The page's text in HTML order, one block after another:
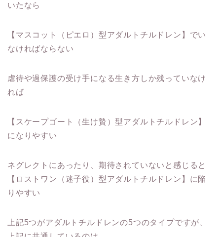
いたなら
【マスコット（ピエロ）型アダルトチルドレン】でい
なければならない
虐待や過保護の受け手になる生き方しか残っていなけ
れば
【スケープゴート（生け贄）型アダルトチルドレン】
になりやすい
ネグレクトにあったり、期待されていないと感じると
【ロストワン（迷子役）型アダルトチルドレン】に陥
りやすい
上記5つがアダルトチルドレンの5つのタイプですが、